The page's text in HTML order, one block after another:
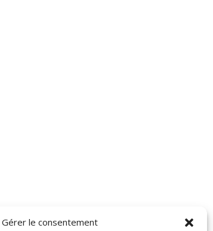
Gérer le consentement